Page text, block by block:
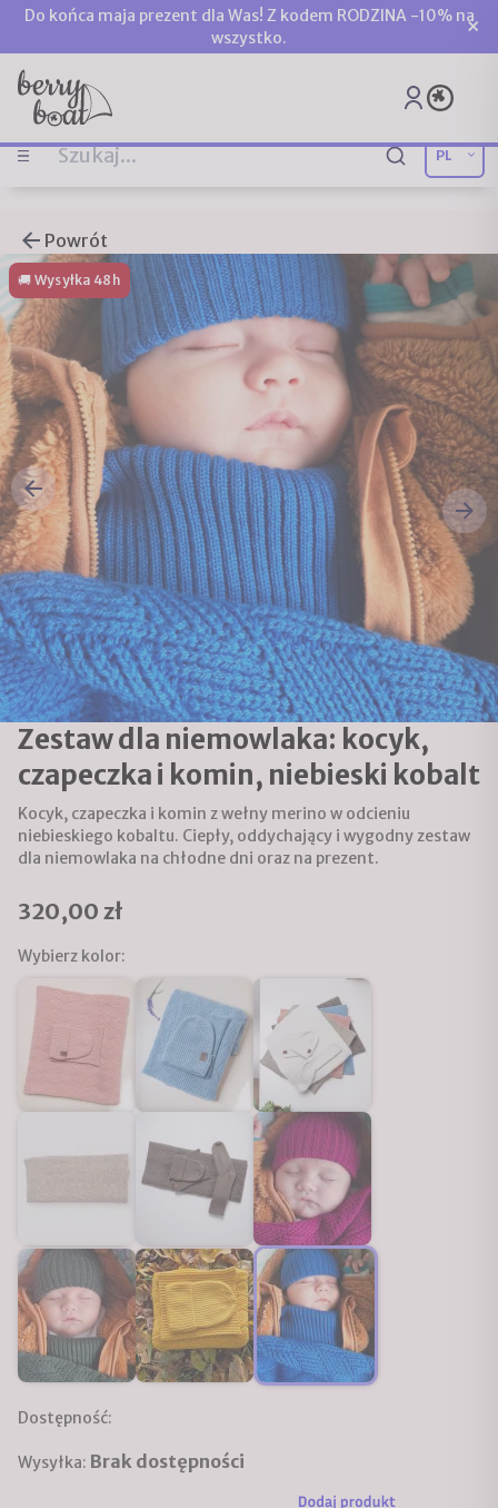
Do końca maja prezent dla Was! Z kodem RODZINA -10% na
wszystko.
×
Powrót
🚚 Wysyłka 48h
Zestaw dla niemowlaka: kocyk,
czapeczka i komin, niebieski kobalt
Kocyk, czapeczka i komin z wełny merino w odcieniu
niebieskiego kobaltu. Ciepły, oddychający i wygodny zestaw
dla niemowlaka na chłodne dni oraz na prezent.
320,00 zł
Wybierz kolor:
Dostępność:
Wysyłka: Brak dostępności